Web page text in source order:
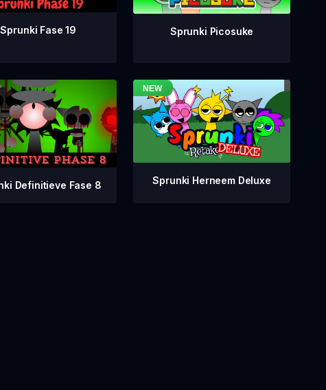
Sprunki Fase 19 Sprunki Picosuke
Definitieve Fase 8 Sprunki Herneem Deluxe